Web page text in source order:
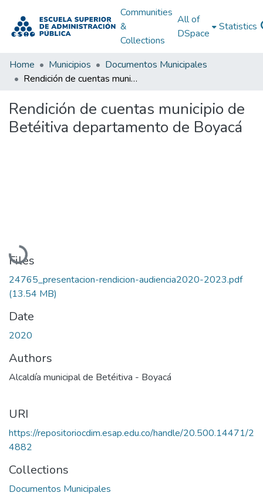
Communities
&
Collections
All of
DSpace
Statistics
Home Municipios
Documentos Municipales
Rendición de cuentas municipio de Betéitiva departamento de Boyacá
Rendición de cuentas municipio de
Betéitiva departamento de Boyacá
Loading...
Files
24765_presentacion-rendicion-audiencia2020-2023.pdf
(13.54 MB)
Date
2020
Authors
Alcaldía municipal de Betéitiva - Boyacá
URI
https://repositoriocdim.esap.edu.co/handle/20.500.14471/2
4882
Collections
Documentos Municipales